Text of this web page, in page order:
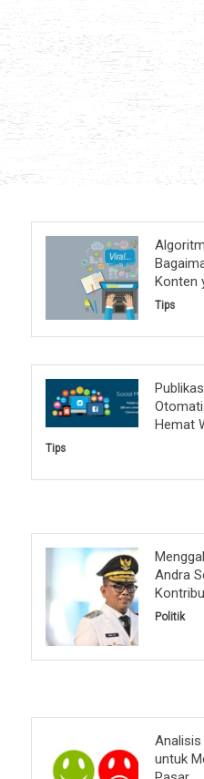
Konten
Tips
Hemat
Tips
Andra
Politik
Analisis
untuk